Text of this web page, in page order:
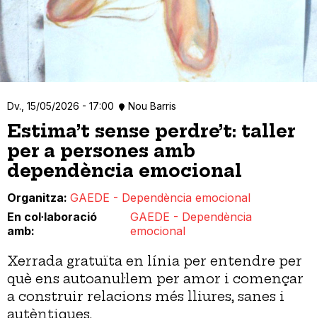
Dv., 15/05/2026 - 17:00 Nou Barris
Estima’t sense perdre’t: taller
per a persones amb
dependència emocional
Organitza GAEDE - Dependència emocional
En col·laboració
amb
GAEDE - Dependència
emocional
Xerrada gratuïta en línia per entendre per
què ens autoanul·lem per amor i començar
a construir relacions més lliures, sanes i
autèntiques.